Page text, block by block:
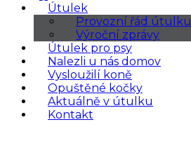
Útulek
Provozní řád útulku
Výroční zprávy
Útulek pro psy
Nalezli u nás domov
Vysloužilí koně
Opuštěné kočky
Aktuálně v útulku
Kontakt